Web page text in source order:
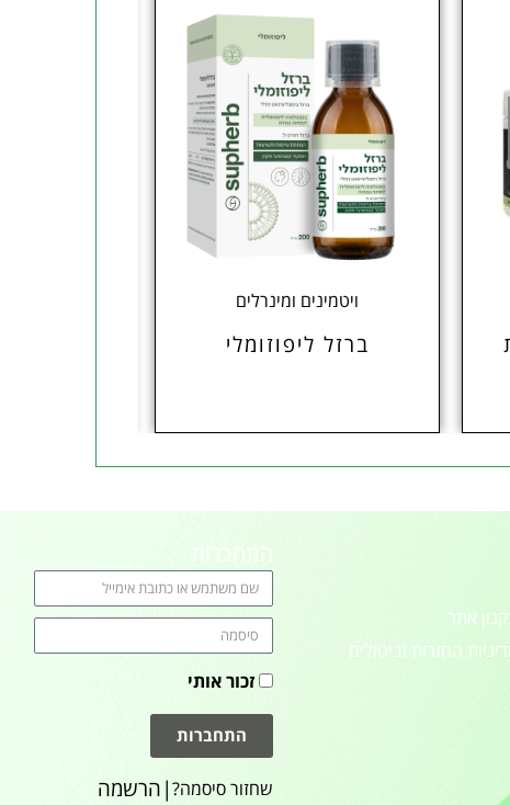
ויטמינים ומינרלים
ברזל ליפוזומלי
אתר
החזרות וביטולים
התחברות
זכור אותי
התחברות
שחזור סיסמה?|הרשמה